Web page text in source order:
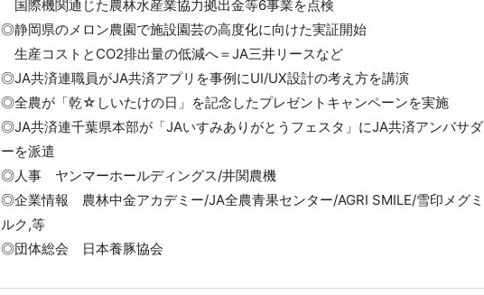
国際機関通じた農林水産業協力拠出金等6事業を点検
◎静岡県のメロン農園で施設園芸の高度化に向けた実証開始
生産コストとCO2排出量の低減へ＝JA三井リースなど
◎JA共済連職員がJA共済アプリを事例にUI/UX設計の考え方を講演
◎全農が「乾☆しいたけの日」を記念したプレゼントキャンペーンを実施
◎JA共済連千葉県本部が「JAいすみありがとうフェスタ」にJA共済アンバサダ
ーを派遣
◎人事 ヤンマーホールディングス/井関農機
◎企業情報 農林中金アカデミー/JA全農青果センター/AGRI SMILE/雪印メグミ
ルク,等
◎団体総会 日本養豚協会